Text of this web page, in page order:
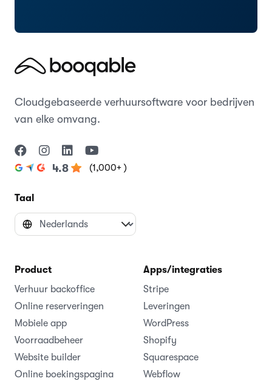
Cloudgebaseerde verhuursoftware voor bedrijven
van elke omvang.
4.8 (1,000+ )
Taal
Product
Verhuur backoffice
Online reserveringen
Mobiele app
Voorraadbeheer
Website builder
Online boekingspagina
Apps/integraties
Stripe
Leveringen
WordPress
Shopify
Squarespace
Webflow